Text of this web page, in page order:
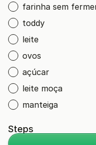
farinha sem
toddy
leite
ovos
açúcar
leite moça
manteiga
Steps